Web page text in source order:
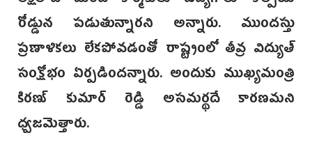
రోడ్డున పడుతున్నారని అన్నారు. ముందస్తు
ప్రణాళికలు లేకపోవడంతో రాష్ట్రంలో తీవ్ర విద్యుత్
సంక్షోభం ఏర్పడిందన్నారు. అందుకు ముఖ్యమంత్రి
కిరణ్ కుమార్ రెడ్డి అసమర్థదే కారణమని
ధ్వజమెత్తారు.